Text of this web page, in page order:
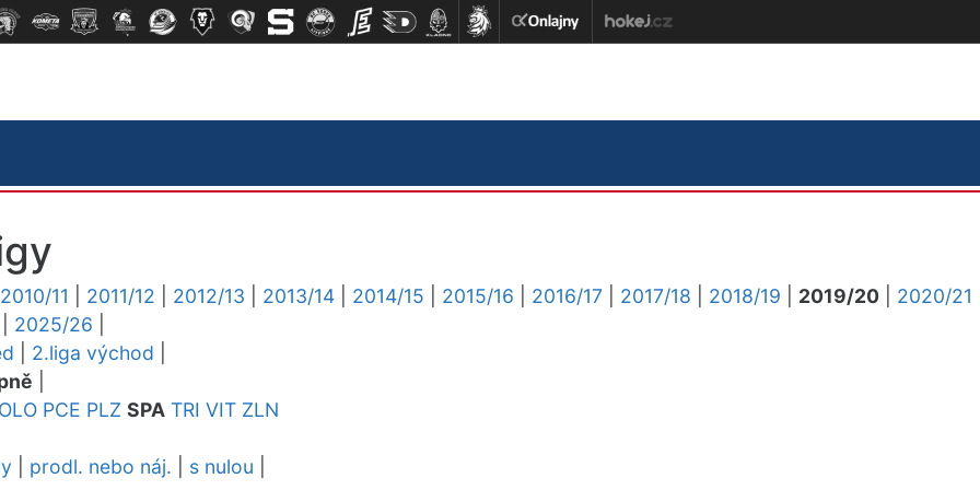
2010/11 2011/12 2012/13 2013/14 2014/15 2015/16 2016/17 2017/18 2018/19 2019/20
2020/21
2025/26
2.liga východ
OLO PCE PLZ SPA TRI VIT ZLN
prodl. nebo náj. s nulou